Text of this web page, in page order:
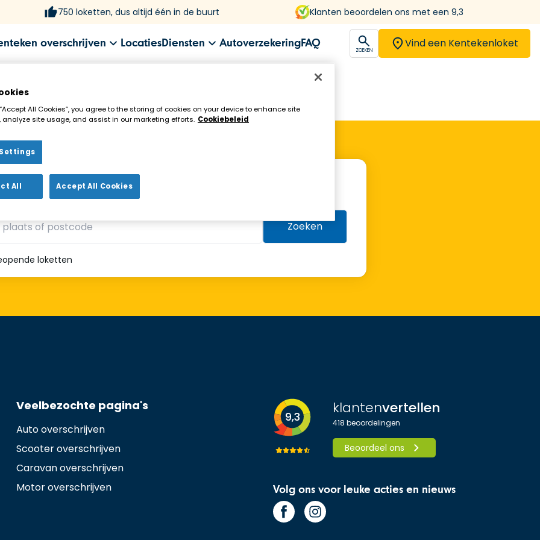
750 loketten, dus altijd één in de buurt Klanten beoordelen ons met een 9,3
overschrijven LocatiesDiensten AutoverzekeringFAQ open
ZOEKEN
Vind een Kentekenloket
in de buurt!
Zoeken
loketten
Veelbezochte pagina's
Auto overschrijven
Scooter overschrijven
Caravan overschrijven
Motor overschrijven
9,3 klantenvertellen
418 beoordelingen
Beoordeel ons
Volg ons voor leuke acties en nieuws
All Cookies”, you agree to the storing of cookies on your device to enhance site
site usage, and assist in our marketing efforts. Cookiebeleid
All Accept All Cookies